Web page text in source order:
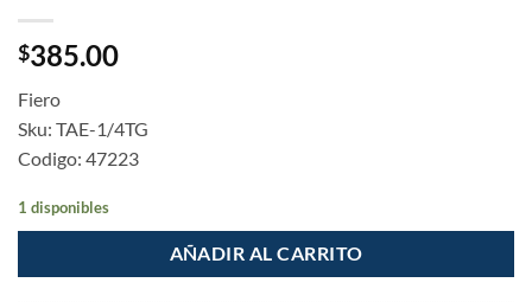
$385.00
Fiero
Sku: TAE-1/4TG
Codigo: 47223
1 disponibles
AÑADIR AL CARRITO